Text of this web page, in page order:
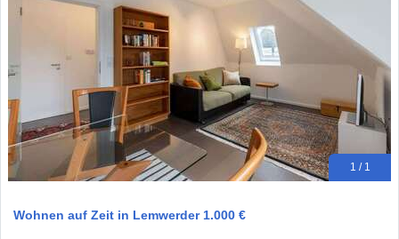
1 / 1
Wohnen auf Zeit in Lemwerder 1.000 €